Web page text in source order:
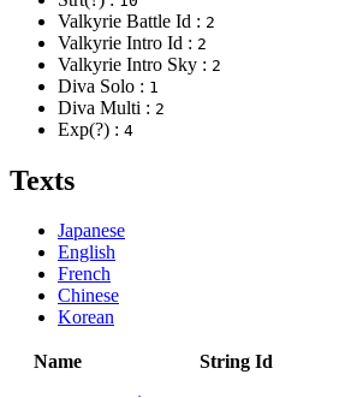
Valkyrie Battle Id : 2
Valkyrie Intro Id : 2
Valkyrie Intro Sky : 2
Diva Solo : 1
Diva Multi : 2
Exp(?) : 4
Texts
Japanese
English
French
Chinese
Korean
Name String Id